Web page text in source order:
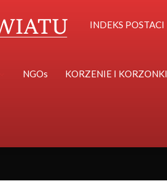
Polska
Światu
INDEKS POSTACI
NGOs KORZENIE I KORZONKI